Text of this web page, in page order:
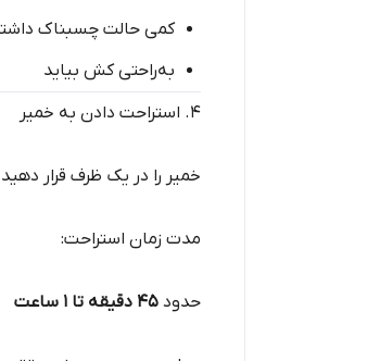
کمی حالت چسبناک
به‌راحتی کش بیاید
۴. استراحت دادن به خمیر
خمیر را در یک ظرف قرار
مدت زمان استراحت:
حدود ۴۵ دقیقه تا ۱ ساعت